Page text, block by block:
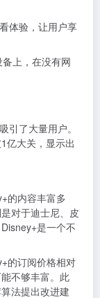
体验，让用户享
备上，在没有网
引了大量用户。
亿大关，显示出
的内容丰富多
对于迪士尼、皮
是一个不
的订阅价格相对
不够丰富。此
法提出改进建